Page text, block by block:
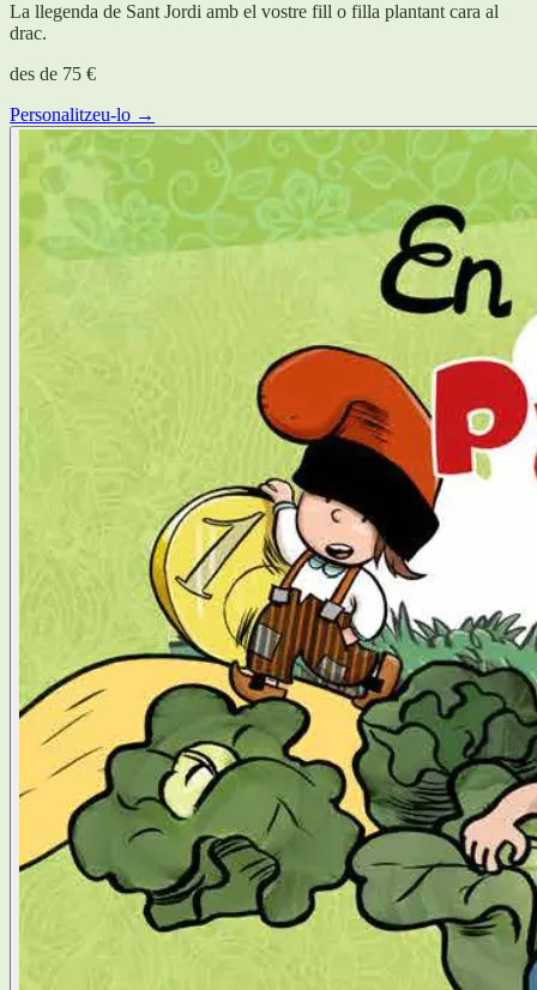
La llegenda de Sant Jordi amb el vostre fill o filla plantant cara al
drac.
des de 75 €
Personalitzeu-lo →